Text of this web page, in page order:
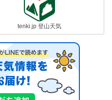
tenki.jp 登山天気